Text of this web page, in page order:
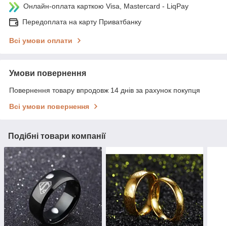
Онлайн-оплата карткою Visa, Mastercard - LiqPay
Передоплата на карту Приватбанку
Всі умови оплати
Умови повернення
Повернення товару впродовж 14 днів за рахунок покупця
Всі умови повернення
Подібні товари компанії